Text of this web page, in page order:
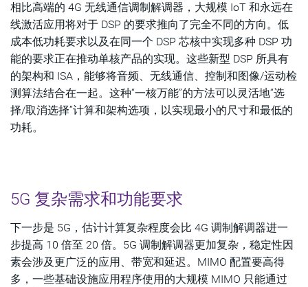
相比高端的 4G 无线通信调制解调器，大规模 IoT 和永远在
线激活应用将对于 DSP 的要求推向了完全不同的方向。低
成本低功耗要求以及在同一个 DSP 芯核中实现多种 DSP 功
能的要求正在推动单核产品的实现。这些新型 DSP 所具有
的架构和 ISA，能够将音频、无线通信、控制和图像/运动检
测算法结合在一起。这种“一核万能”的方法可以灵活地“选
择/取消选择”计算和架构选项，以实现最小的尺寸和最低的
功耗。
5G 复杂需求和功能要求
下一步是 5G，估计计算复杂程度会比 4G 调制解调器进一
步提高 10 倍至 20 倍。5G 调制解调器更加复杂，稳定性因
素会涉及更广泛的应用、带宽和延迟。MIMO 配置要高得
多，一些基础设施应用程序使用的大规模 MIMO 只能通过